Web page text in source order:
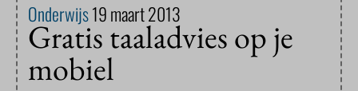
Onderwijs19 maart 2013
Gratis taaladvies op je
mobiel